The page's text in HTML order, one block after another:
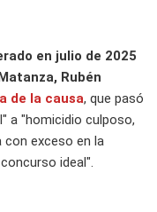
en julio de 2025
Rubén
de la causa, que pasó
a "homicidio culposo,
con exceso en la
ideal".